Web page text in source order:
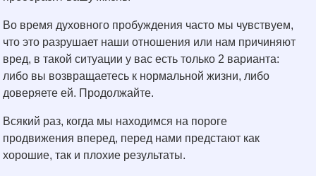
Во время духовного пробуждения часто мы чувствуем,
что это разрушает наши отношения или нам причиняют
вред, в такой ситуации у вас есть только 2 варианта:
либо вы возвращаетесь к нормальной жизни, либо
доверяете ей. Продолжайте.
Всякий раз, когда мы находимся на пороге
продвижения вперед, перед нами предстают как
хорошие, так и плохие результаты.